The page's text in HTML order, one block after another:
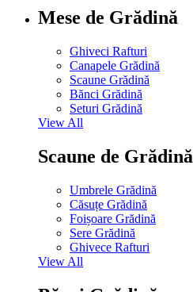
Mese de Grădină
Ghiveci Rafturi
Canapele Grădină
Scaune Grădină
Bănci Grădină
Seturi Grădină
View All
Scaune de Grădină
Umbrele Grădină
Căsuțe Grădină
Foișoare Grădină
Sere Grădină
Ghivece Rafturi
View All